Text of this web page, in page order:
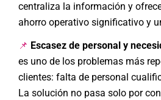
centraliza la información y
ahorro operativo significativo y
📌 Escasez de personal y
es uno de los problemas más
clientes: falta de personal
La solución no pasa solo por